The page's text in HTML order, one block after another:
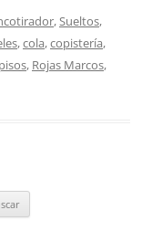
, Sueltos,
,cola,copistería,
pisos, Rojas Marcos,